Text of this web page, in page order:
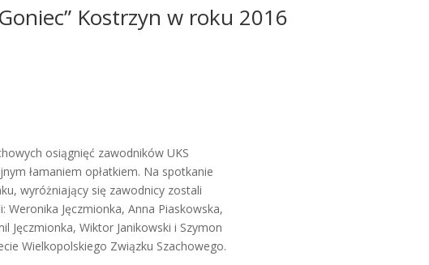
Kostrzyn w roku 2016
osiągnięć zawodników UKS
łamaniem opłatkiem. Na spotkanie
wyróżniający się zawodnicy zostali
Jęczmionka, Anna Piaskowska,
Jęczmionka, Wiktor Janikowski i Szymon
Wielkopolskiego Związku Szachowego.